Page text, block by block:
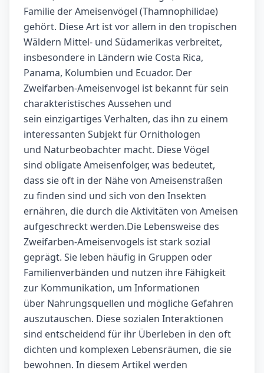
Familie der Ameisenvögel (Thamnophilidae)
gehört. Diese Art ist vor allem in den tropischen
Wäldern Mittel- und Südamerikas verbreitet,
insbesondere in Ländern wie Costa Rica,
Panama, Kolumbien und Ecuador. Der
Zweifarben-Ameisenvogel ist bekannt für sein
charakteristisches Aussehen und
sein einzigartiges Verhalten, das ihn zu einem
interessanten Subjekt für Ornithologen
und Naturbeobachter macht. Diese Vögel
sind obligate Ameisenfolger, was bedeutet,
dass sie oft in der Nähe von Ameisenstraßen
zu finden sind und sich von den Insekten
ernähren, die durch die Aktivitäten von Ameisen
aufgeschreckt werden.Die Lebensweise des
Zweifarben-Ameisenvogels ist stark sozial
geprägt. Sie leben häufig in Gruppen oder
Familienverbänden und nutzen ihre Fähigkeit
zur Kommunikation, um Informationen
über Nahrungsquellen und mögliche Gefahren
auszutauschen. Diese sozialen Interaktionen
sind entscheidend für ihr Überleben in den oft
dichten und komplexen Lebensräumen, die sie
bewohnen. In diesem Artikel werden